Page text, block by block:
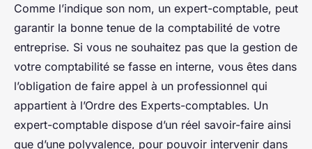
Comme l’indique son nom, un expert-comptable, peut
garantir la bonne tenue de la comptabilité de votre
entreprise. Si vous ne souhaitez pas que la gestion de
votre comptabilité se fasse en interne, vous êtes dans
l’obligation de faire appel à un professionnel qui
appartient à l’Ordre des Experts-comptables. Un
expert-comptable dispose d’un réel savoir-faire ainsi
que d’une polyvalence, pour pouvoir intervenir dans